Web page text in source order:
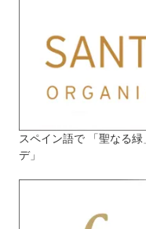
スペイン語で 「聖なる
デ」